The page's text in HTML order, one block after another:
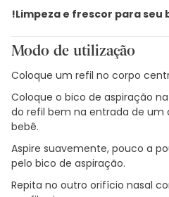
!Limpeza e frescor para seu
Modo de utilização
Coloque um refil no corpo
Coloque o bico de aspiração
do refil bem na entrada de um
bebê.
Aspire suavemente, pouco a
pelo bico de aspiração.
Repita no outro orifício nasal